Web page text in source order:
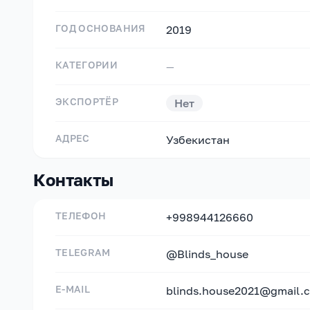
ГОД ОСНОВАНИЯ 2019
КАТЕГОРИИ —
ЭКСПОРТЁР Нет
АДРЕС Узбекистан
Контакты
ТЕЛЕФОН +998944126660
TELEGRAM @Blinds_house
E-MAIL